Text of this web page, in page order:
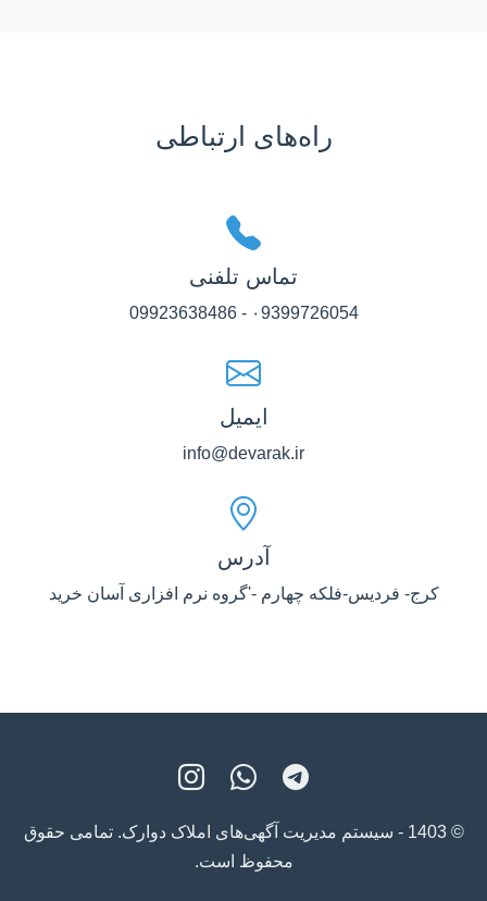
راه‌های ارتباطی
تماس تلفنی
۰9399726054 - 09923638486
ایمیل
info@devarak.ir
آدرس
کرج- فردیس-فلکه چهارم -'گروه نرم افزاری آسان خرید
© 1403 - سیستم مدیریت آگهی‌های املاک دوارک. تمامی حقوق
محفوظ است.